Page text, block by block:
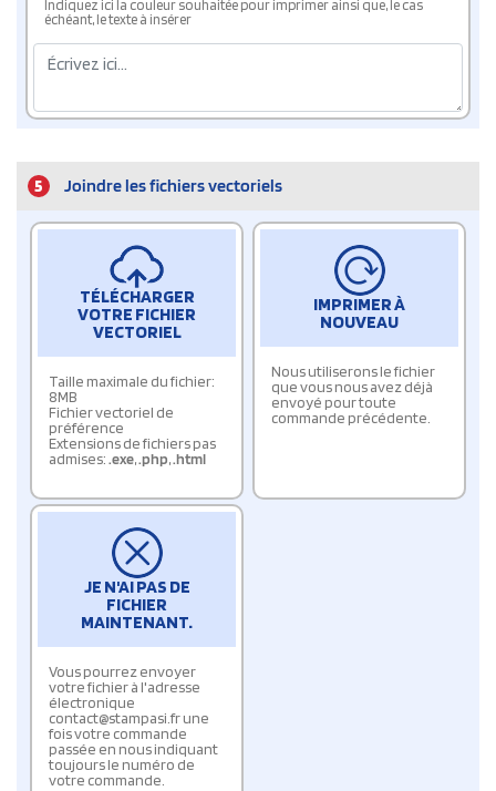
Indiquez ici la couleur souhaitée pour imprimer ainsi que, le cas
échéant, le texte à insérer
5 Joindre les fichiers vectoriels
TÉLÉCHARGER
VOTRE FICHIER
VECTORIEL
Taille maximale du fichier:
8MB
Fichier vectoriel de
préférence
Extensions de fichiers pas
admises:.exe,.php,.html
IMPRIMER À
NOUVEAU
Nous utiliserons le fichier
que vous nous avez déjà
envoyé pour toute
commande précédente.
JE N'AI PAS DE
FICHIER
MAINTENANT.
Vous pourrez envoyer
votre fichier à l'adresse
électronique
contact@stampasi.fr une
fois votre commande
passée en nous indiquant
toujours le numéro de
votre commande.